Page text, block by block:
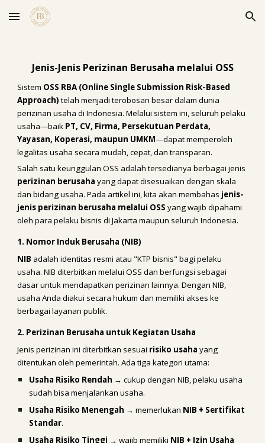
Skip to main content Skip to navigation
Jenis-Jenis Perizinan Berusaha melalui OSS
Sistem OSS RBA (Online Single Submission Risk-Based
Approach)telah menjadi terobosan besar dalam dunia
perizinan usaha di Indonesia. Melalui sistem ini, seluruh pelaku
usaha—baik PT, CV, Firma, Persekutuan Perdata,
Yayasan, Koperasi, maupun UMKM—dapat memperoleh
legalitas usaha secara mudah, cepat, dan transparan.
Salah satu keunggulan OSS adalah tersedianya berbagai jenis
perizinan berusaha yang dapat disesuaikan dengan skala
dan bidang usaha. Pada artikel ini, kita akan membahas jenis-
jenis perizinan berusaha melalui OSS yang wajib dipahami
oleh para pelaku bisnis di Jakarta maupun seluruh Indonesia.
1. Nomor Induk Berusaha (NIB)
NIB adalah identitas resmi atau "KTP bisnis" bagi pelaku
usaha. NIB diterbitkan melalui OSS dan berfungsi sebagai
dasar untuk mendapatkan perizinan lainnya. Dengan NIB,
usaha Anda diakui secara hukum dan memiliki akses ke
berbagai layanan publik.
2. Perizinan Berusaha untuk Kegiatan Usaha
Jenis perizinan ini diterbitkan sesuai risiko usaha yang
ditentukan oleh pemerintah. Ada tiga kategori utama:
Usaha Risiko Rendah → cukup dengan NIB, pelaku usaha
sudah bisa menjalankan usaha.
Usaha Risiko Menengah → memerlukan NIB + Sertifikat
Standar.
Usaha Risiko Tinggi → wajib memiliki NIB + Izin Usaha